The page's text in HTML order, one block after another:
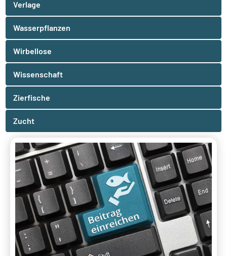
Verlage
Wasserpflanzen
Wirbellose
Wissenschaft
Zierfische
Zucht